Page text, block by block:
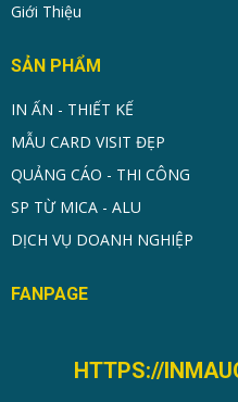
Giới Thiệu
SẢN PHẨM
IN ẤN - THIẾT KẾ
MẪU CARD VISIT ĐẸP
QUẢNG CÁO - THI CÔNG
SP TỪ MICA - ALU
DỊCH VỤ DOANH NGHIỆP
FANPAGE
HTTPS://